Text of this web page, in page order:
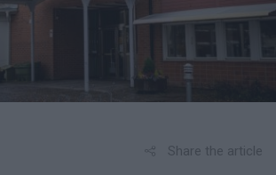
Share the article